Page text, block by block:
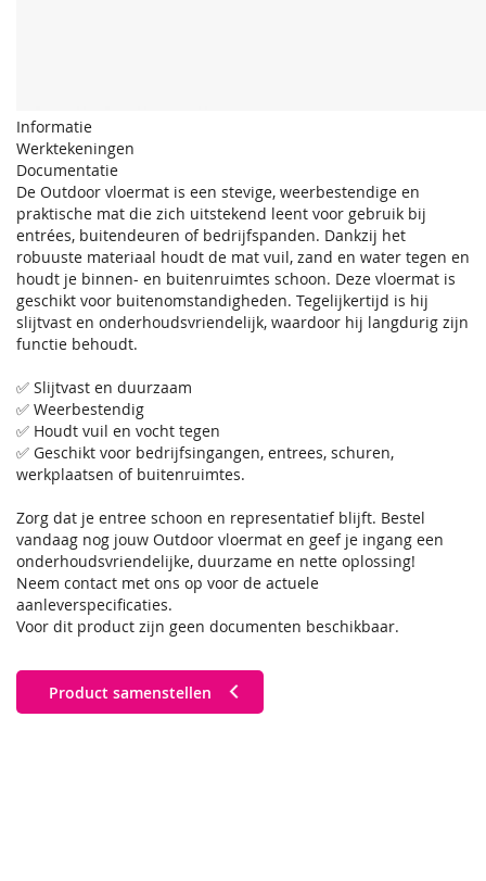
Informatie
Werktekeningen
Documentatie
De Outdoor vloermat is een stevige, weerbestendige en
praktische mat die zich uitstekend leent voor gebruik bij
entrées, buitendeuren of bedrijfspanden. Dankzij het
robuuste materiaal houdt de mat vuil, zand en water tegen en
houdt je binnen- en buitenruimtes schoon. Deze vloermat is
geschikt voor buitenomstandigheden. Tegelijkertijd is hij
slijtvast en onderhoudsvriendelijk, waardoor hij langdurig zijn
functie behoudt.
✅ Slijtvast en duurzaam
✅ Weerbestendig
✅ Houdt vuil en vocht tegen
✅ Geschikt voor bedrijfsingangen, entrees, schuren,
werkplaatsen of buitenruimtes.
Zorg dat je entree schoon en representatief blijft. Bestel
vandaag nog jouw Outdoor vloermat en geef je ingang een
onderhoudsvriendelijke, duurzame en nette oplossing!
Neem contact met ons op voor de actuele
aanleverspecificaties.
Voor dit product zijn geen documenten beschikbaar.
Product samenstellen